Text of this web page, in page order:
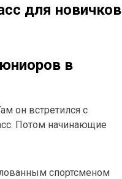
для новичков
в
он встретился с
Потом начинающие
спортсменом